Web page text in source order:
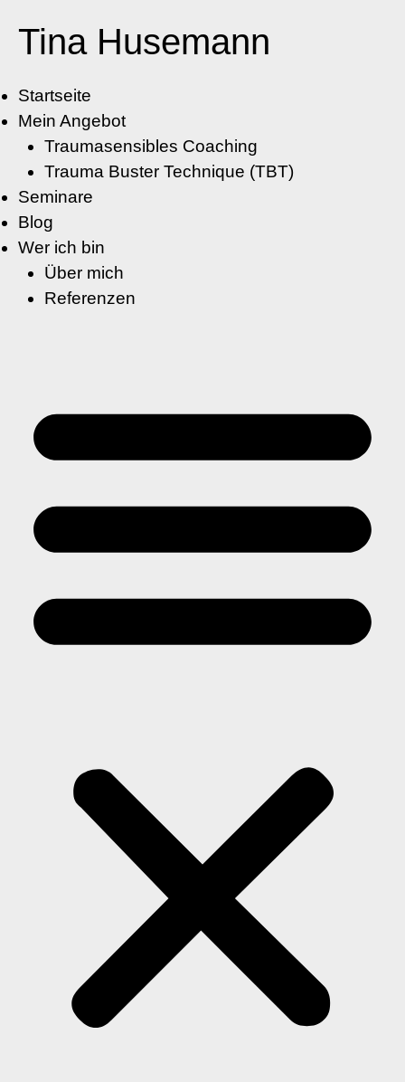
Tina Husemann
Startseite
Mein Angebot
Traumasensibles Coaching
Trauma Buster Technique (TBT)
Seminare
Blog
Wer ich bin
Über mich
Referenzen